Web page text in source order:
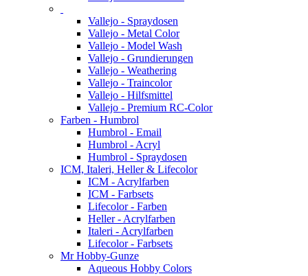
Vallejo - Spraydosen
Vallejo - Metal Color
Vallejo - Model Wash
Vallejo - Grundierungen
Vallejo - Weathering
Vallejo - Traincolor
Vallejo - Hilfsmittel
Vallejo - Premium RC-Color
Farben - Humbrol
Humbrol - Email
Humbrol - Acryl
Humbrol - Spraydosen
ICM, Italeri, Heller & Lifecolor
ICM - Acrylfarben
ICM - Farbsets
Lifecolor - Farben
Heller - Acrylfarben
Italeri - Acrylfarben
Lifecolor - Farbsets
Mr Hobby-Gunze
Aqueous Hobby Colors